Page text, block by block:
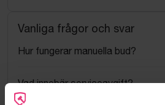
Vanliga frågor och svar
Hur fungerar manuella bud?
Vad innebär serviceavgift?